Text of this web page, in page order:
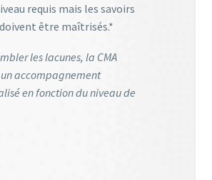
requis mais les savoirs
être maîtrisés.*
les lacunes, la CMA
accompagnement
en fonction du niveau de